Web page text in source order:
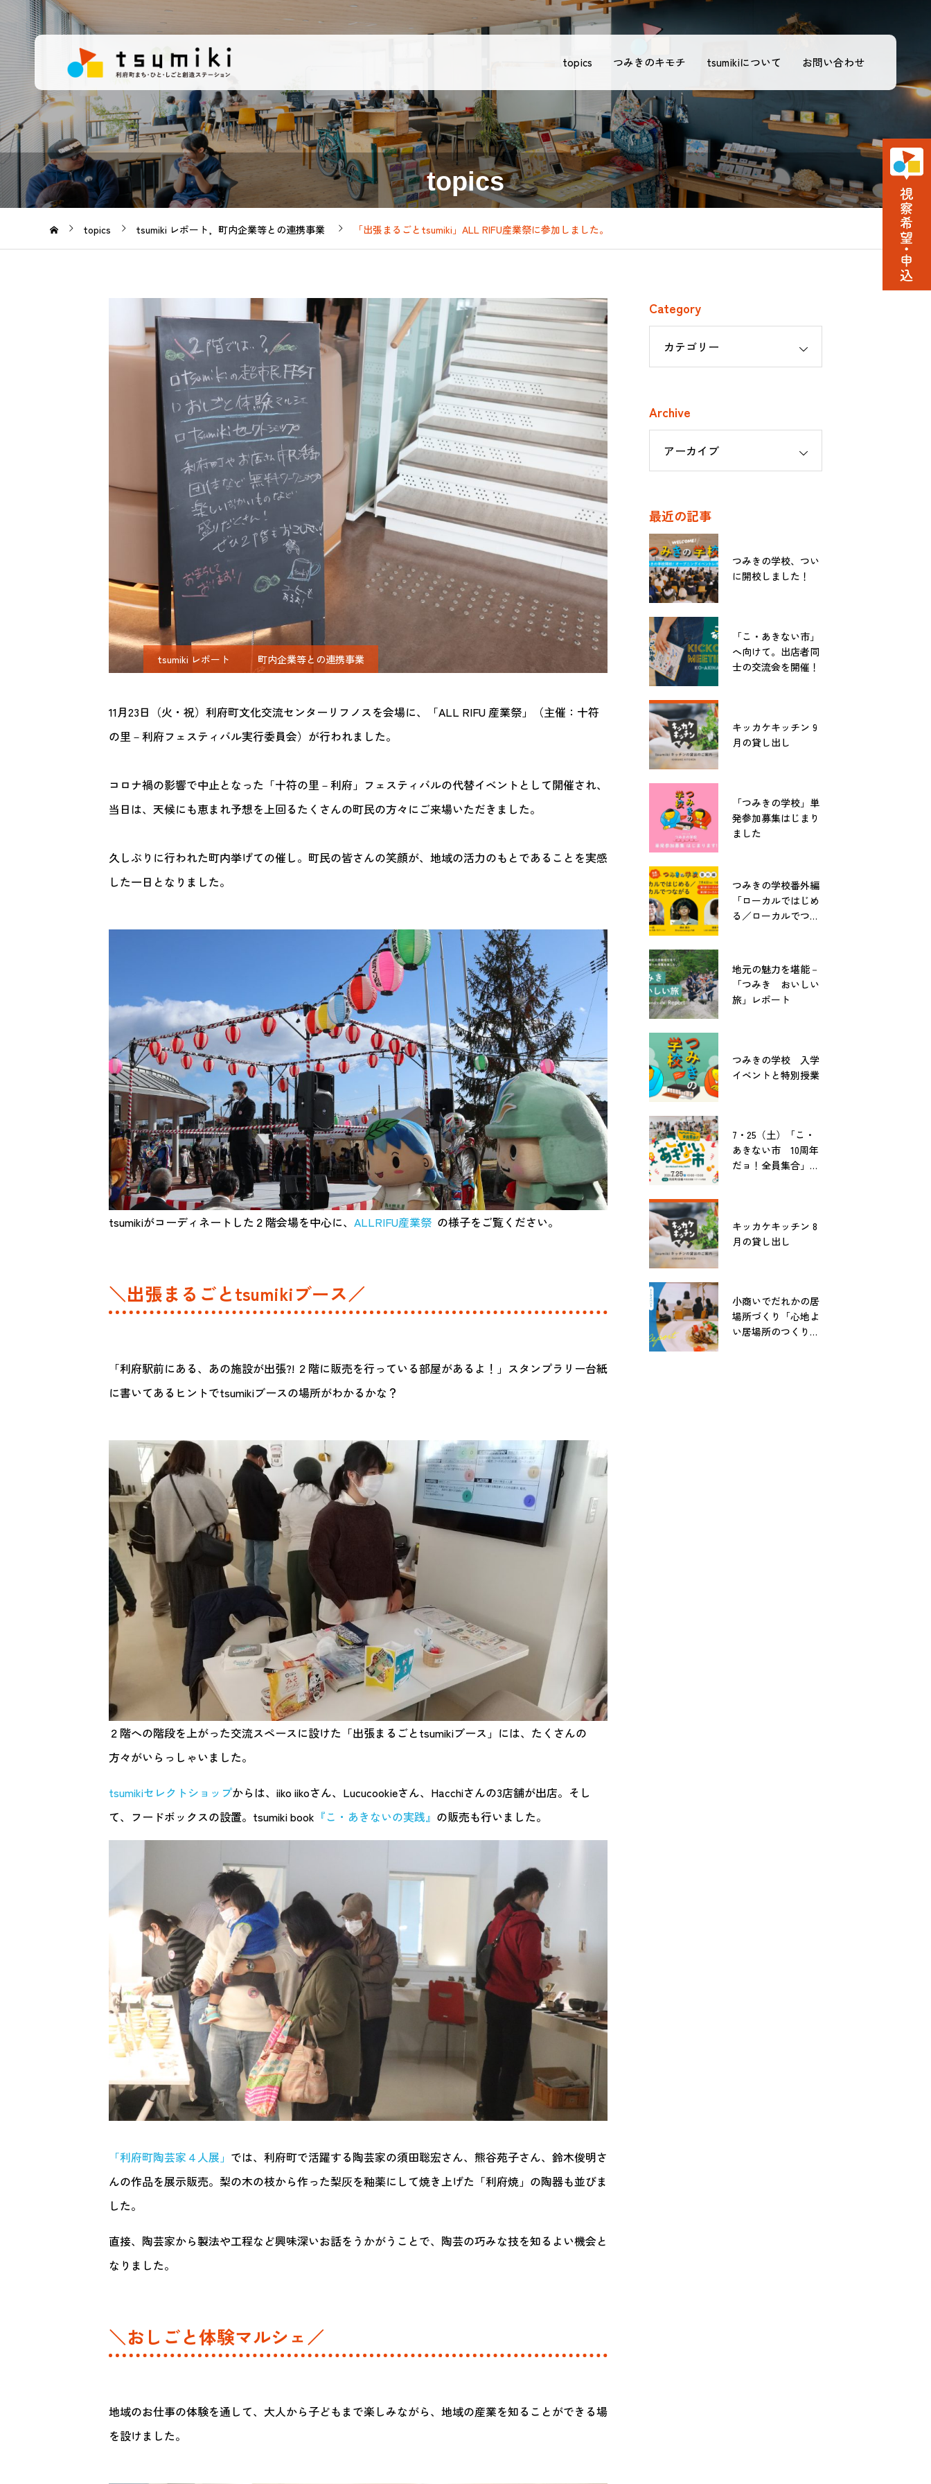
topics つみきのキモチ tsumikiについて お問い合わせ
topics
topics tsumiki レポート 町内企業等との連携事業 「出張まるごとtsumiki」ALL RIFU産業祭に参加しました。
tsumiki レポート 町内企業等との連携事業
11月23日（火・祝）利府町文化交流センターリフノスを会場に、「ALL RIFU 産業祭」（主催：十符
の里－利府フェスティバル実行委員会）が行われました。
コロナ禍の影響で中止となった「十符の里－利府」フェスティバルの代替イベントとして開催され、
当日は、天候にも恵まれ予想を上回るたくさんの町民の方々にご来場いただきました。
久しぶりに行われた町内挙げての催し。町民の皆さんの笑顔が、地域の活力のもとであることを実感
した一日となりました。
tsumikiがコーディネートした２階会場を中心に、 ALLRIFU産業祭 の様子をご覧ください。
＼出張まるごとtsumikiブース／
「利府駅前にある、あの施設が出張?! ２階に販売を行っている部屋があるよ！」スタンプラリー台紙
に書いてあるヒントでtsumikiブースの場所がわかるかな？
２階への階段を上がった交流スペースに設けた「出張まるごとtsumikiブース」には、たくさんの
方々がいらっしゃいました。
tsumikiセレクトショップからは、iiko iikoさん、Lucucookieさん、Hacchiさんの3店舗が出店。そし
て、フードボックスの設置。tsumiki book 『こ・あきないの実践』 の販売も行いました。
「利府町陶芸家４人展」 では、利府町で活躍する陶芸家の須田聡宏さん、熊谷苑子さん、鈴木俊明さ
んの作品を展示販売。梨の木の枝から作った梨灰を釉薬にして焼き上げた「利府焼」の陶器も並びま
した。
直接、陶芸家から製法や工程など興味深いお話をうかがうことで、陶芸の巧みな技を知るよい機会と
なりました。
＼おしごと体験マルシェ／
地域のお仕事の体験を通して、大人から子どもまで楽しみながら、地域の産業を知ることができる場
を設けました。
Category
Archive
最近の記事
つみきの学校、つい
に開校しました！
「こ・あきない市」
へ向けて。出店者同
士の交流会を開催！
キッカケキッチン 9
月の貸し出し
「つみきの学校」単
発参加募集はじまり
ました
つみきの学校番外編
「ローカルではじめ
る／ローカルでつな
地元の魅力を堪能－
「つみき おいしい
旅」レポート
つみきの学校 入学
イベントと特別授業
7・25（土）「こ・
あきない市 10周年
だョ！全員集合」開
キッカケキッチン 8
月の貸し出し
小商いでだれかの居
場所づくり「心地よ
い居場所のつくりか